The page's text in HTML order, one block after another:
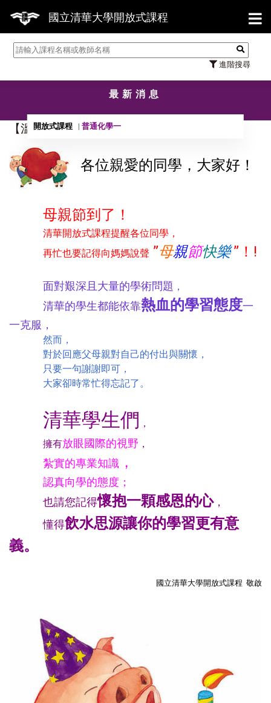
國立清華大學開放式課程
進階搜尋
【
最新消息
開放式課程 普通化學一
【溫馨小提醒】別忘囉！說聲母親節快樂！
各位親愛的同學，大家好！
母親節到了！
清華開放式課程提醒各位同學，
再忙也要記得向媽媽說聲 ”母親節快樂”！!
面對艱深且大量的學術問題 ，
清華的學生都能依靠熱血的學習態度一
一克服 ，
然而，
對於回應父母親對自己的付出與關懷，
只要一句謝謝即可，
大家卻時常忙得忘記了。
清華學生們 ，
擁有放眼國際的視野 ，
紮實的專業知識 ，
認真向學的態度；
也請您記得懷抱一顆感恩的心，
懂得飲水思源讓你的學習更有意
義。
國立清華大學開放式課程 敬啟